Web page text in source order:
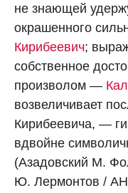
не знающей
окрашенного
Кирибеевич;
собственное
произволом —
возвеличивает
Кирибеевича, —
вдвойне
(Азадовский М.
Ю. Лермонтов /